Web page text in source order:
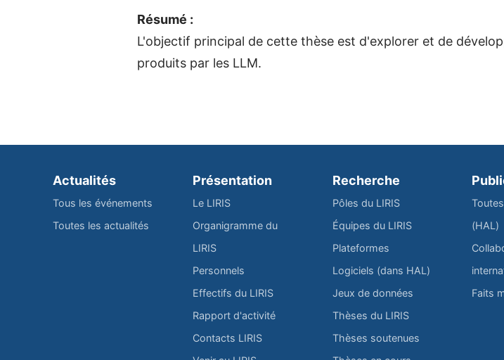
Résumé :
L'objectif principal de cette thèse est d'explorer et de
produits par les LLM.
Actualités
Tous les événements
Toutes les actualités
Présentation
Le LIRIS
Organigramme du
LIRIS
Personnels
Effectifs du LIRIS
Rapport d'activité
Contacts LIRIS
Recherche
Pôles du LIRIS
Équipes du LIRIS
Plateformes
Logiciels (dans HAL)
Jeux de données
Thèses du LIRIS
Thèses soutenues
(HAL)
Faits